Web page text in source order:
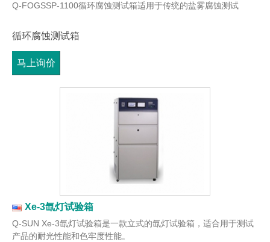
Q-FOGSSP-1100循环腐蚀测试箱适用于传统的盐雾腐蚀测试
循环腐蚀测试箱
马上询价
Xe-3氙灯试验箱
Q-SUN Xe-3氙灯试验箱是一款立式的氙灯试验箱，适合用于测试
产品的耐光性能和色牢度性能。